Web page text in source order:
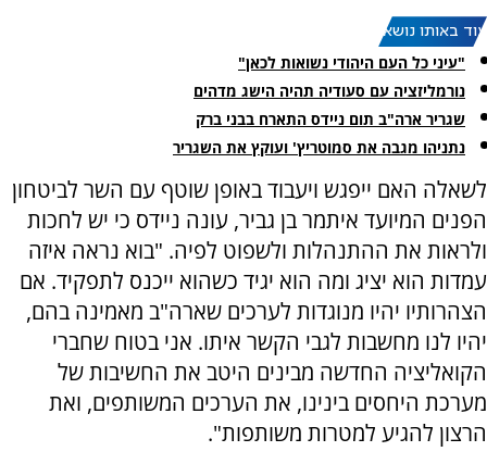
עוד באותו נושא:
"עיני כל העם היהודי נשואות לכאן"
נורמליזציה עם סעודיה תהיה הישג מדהים
שגריר ארה"ב תום ניידס התארח בבני ברק
נתניהו מגבה את סמוטריץ' ועוקץ את השגריר
לשאלה האם ייפגש ויעבוד באופן שוטף עם השר לביטחון
הפנים המיועד איתמר בן גביר, עונה ניידס כי יש לחכות
ולראות את ההתנהלות ולשפוט לפיה. "בוא נראה איזה
עמדות הוא יציג ומה הוא יגיד כשהוא ייכנס לתפקיד. אם
הצהרותיו יהיו מנוגדות לערכים שארה"ב מאמינה בהם,
יהיו לנו מחשבות לגבי הקשר איתו. אני בטוח שחברי
הקואליציה החדשה מבינים היטב את החשיבות של
מערכת היחסים בינינו, את הערכים המשותפים, ואת
הרצון להגיע למטרות משותפות".